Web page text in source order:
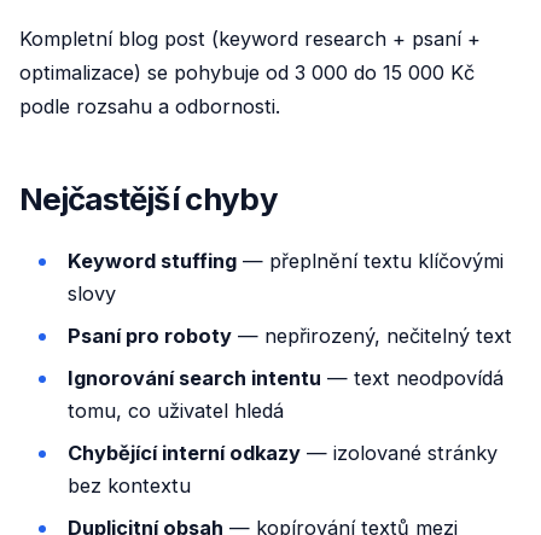
Kompletní blog post (keyword research + psaní +
optimalizace) se pohybuje od 3 000 do 15 000 Kč
podle rozsahu a odbornosti.
Nejčastější chyby
Keyword stuffing — přeplnění textu klíčovými
slovy
Psaní pro roboty — nepřirozený, nečitelný text
Ignorování search intentu — text neodpovídá
tomu, co uživatel hledá
Chybějící interní odkazy — izolované stránky
bez kontextu
Duplicitní obsah — kopírování textů mezi